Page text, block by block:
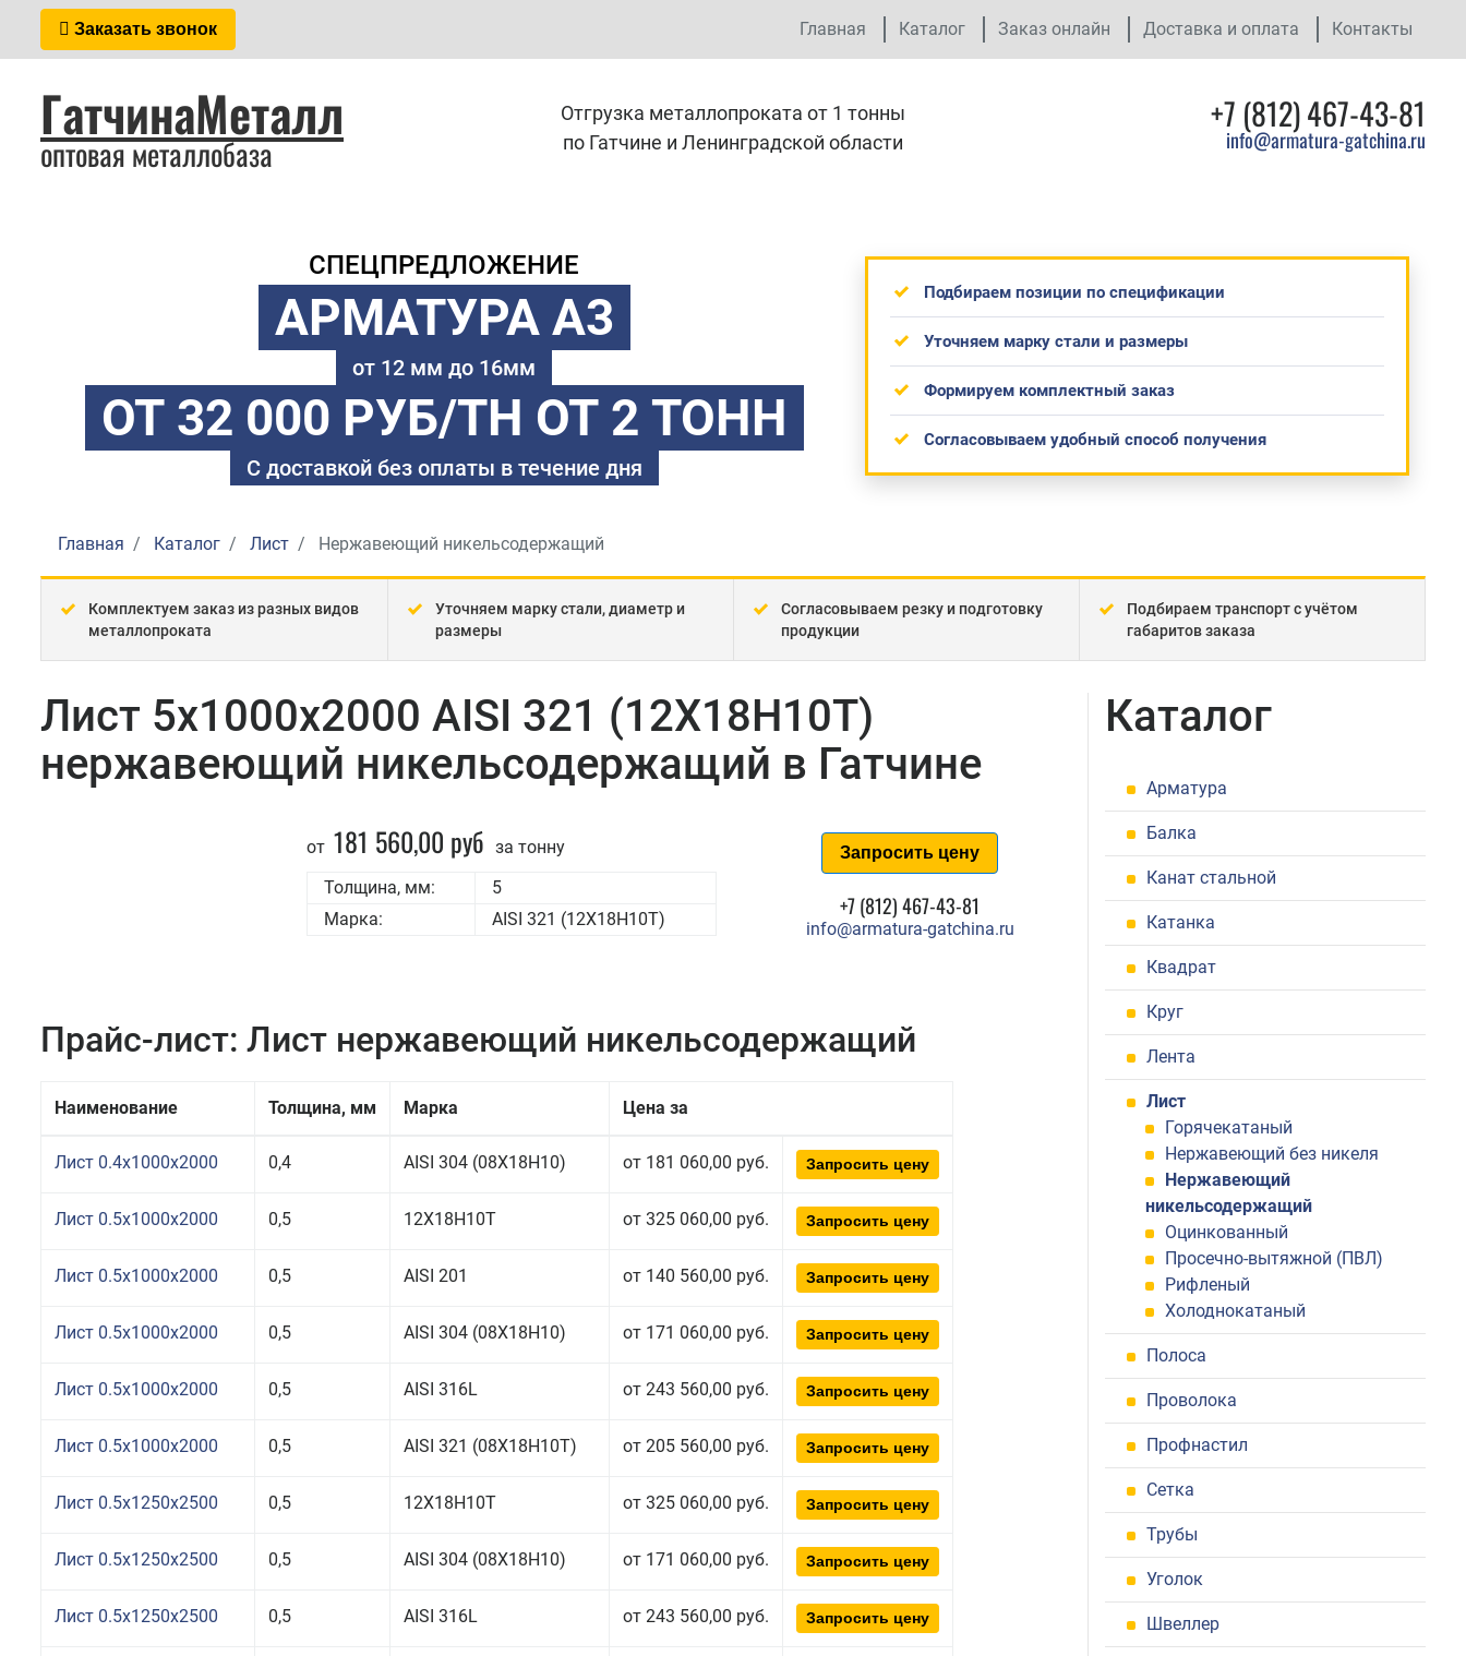
Заказать звонок Главная Каталог Заказ онлайн Доставка и оплата Контакты
ГатчинаМеталл
оптовая металлобаза
Отгрузка металлопроката от 1 тонны
по Гатчине и Ленинградской области
+7 (812) 467-43-81
info@armatura-gatchina.ru
СПЕЦПРЕДЛОЖЕНИЕ
АРМАТУРА А3
от 12 мм до 16мм
ОТ 32 000 РУБ/ТН ОТ 2 ТОНН
С доставкой без оплаты в течение дня
Подбираем позиции по спецификации
Уточняем марку стали и размеры
Формируем комплектный заказ
Согласовываем удобный способ получения
Главная Каталог Лист Нержавеющий никельсодержащий
Комплектуем заказ из разных видов
металлопроката
Уточняем марку стали, диаметр и
размеры
Согласовываем резку и подготовку
продукции
Подбираем транспорт с учётом
габаритов заказа
Лист 5x1000x2000 AISI 321 (12Х18Н10Т)
нержавеющий никельсодержащий в Гатчине
от 181 560,00 руб за тонну
Толщина, мм:
5
Марка:
AISI 321 (12Х18Н10Т)
Запросить цену
+7 (812) 467-43-81
info@armatura-gatchina.ru
Прайс-лист: Лист нержавеющий никельсодержащий
Наименование Толщина, мм Марка Цена за
Лист 0.4x1000x2000 0,4 AISI 304 (08Х18Н10) от 181 060,00 руб. Запросить цену
Лист 0.5x1000x2000 0,5 12Х18Н10Т от 325 060,00 руб. Запросить цену
Лист 0.5x1000x2000 0,5 AISI 201 от 140 560,00 руб. Запросить цену
Лист 0.5x1000x2000 0,5 AISI 304 (08Х18Н10) от 171 060,00 руб. Запросить цену
Лист 0.5x1000x2000 0,5 AISI 316L от 243 560,00 руб. Запросить цену
Лист 0.5x1000x2000 0,5 AISI 321 (08Х18Н10T) от 205 560,00 руб. Запросить цену
Лист 0.5x1250x2500 0,5 12Х18Н10Т от 325 060,00 руб. Запросить цену
Лист 0.5x1250x2500 0,5 AISI 304 (08Х18Н10) от 171 060,00 руб. Запросить цену
Лист 0.5x1250x2500 0,5 AISI 316L от 243 560,00 руб. Запросить цену
Каталог
Арматура
Балка
Канат стальной
Катанка
Квадрат
Круг
Лента
Лист
Горячекатаный
Нержавеющий без никеля
Нержавеющий
никельсодержащий
Оцинкованный
Просечно-вытяжной (ПВЛ)
Рифленый
Холоднокатаный
Полоса
Проволока
Профнастил
Сетка
Трубы
Уголок
Швеллер